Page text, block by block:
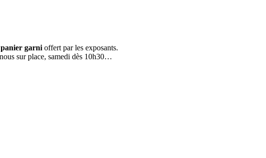
panier garni offert par les exposants.
sur place, samedi dès 10h30…